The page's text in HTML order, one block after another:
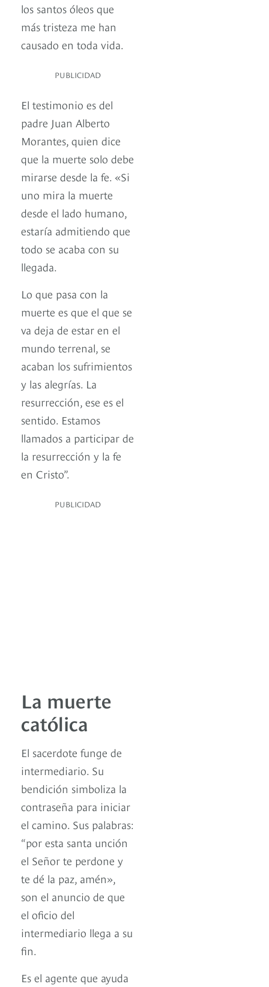
los santos óleos que
más tristeza me han
causado en toda vida.
PUBLICIDAD
El testimonio es del
padre Juan Alberto
Morantes, quien dice
que la muerte solo debe
mirarse desde la fe. «Si
uno mira la muerte
desde el lado humano,
estaría admitiendo que
todo se acaba con su
llegada.
Lo que pasa con la
muerte es que el que se
va deja de estar en el
mundo terrenal, se
acaban los sufrimientos
y las alegrías. La
resurrección, ese es el
sentido. Estamos
llamados a participar de
la resurrección y la fe
en Cristo”.
PUBLICIDAD
La muerte
católica
El sacerdote funge de
intermediario. Su
bendición simboliza la
contraseña para iniciar
el camino. Sus palabras:
“por esta santa unción
el Señor te perdone y
te dé la paz, amén»,
son el anuncio de que
el oficio del
intermediario llega a su
fin.
Es el agente que ayuda